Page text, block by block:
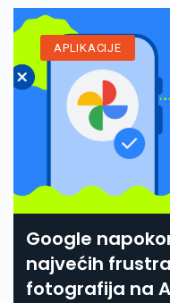
APLIKACIJE
Google
najvećih
fotografija na